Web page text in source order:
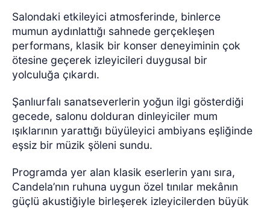
Salondaki etkileyici atmosferinde, binlerce
mumun aydınlattığı sahnede gerçekleşen
performans, klasik bir konser deneyiminin çok
ötesine geçerek izleyicileri duygusal bir
yolculuğa çıkardı.
Şanlıurfalı sanatseverlerin yoğun ilgi gösterdiği
gecede, salonu dolduran dinleyiciler mum
ışıklarının yarattığı büyüleyici ambiyans eşliğinde
eşsiz bir müzik şöleni sundu.
Programda yer alan klasik eserlerin yanı sıra,
Candela’nın ruhuna uygun özel tınılar mekânın
güçlü akustiğiyle birleşerek izleyicilerden büyük